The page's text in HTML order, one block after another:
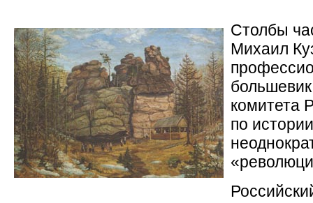
Столбы
Михаил
комитета
по